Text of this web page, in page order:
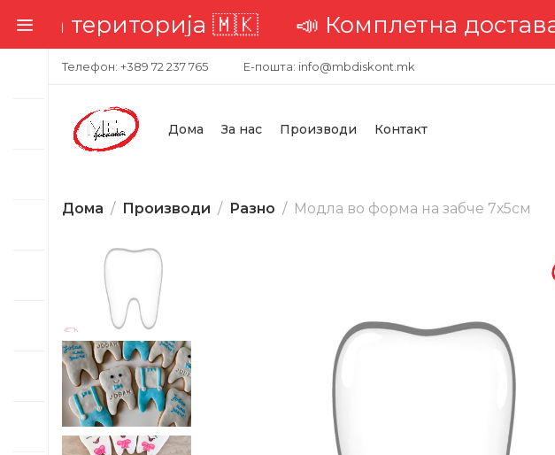
🇲🇰📣 Комплетна достава низ
Телефон: +389 72 237 765 Е-пошта: info@mbdiskont.mk
Дома За нас Производи Контакт
Дома Производи Разно Модла во форма на забче 7х5см